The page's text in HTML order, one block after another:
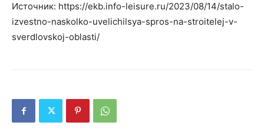
Источник: https://ekb.info-leisure.ru/2023/08/14/stalo-
izvestno-naskolko-uvelichilsya-spros-na-stroitelej-v-
sverdlovskoj-oblasti/